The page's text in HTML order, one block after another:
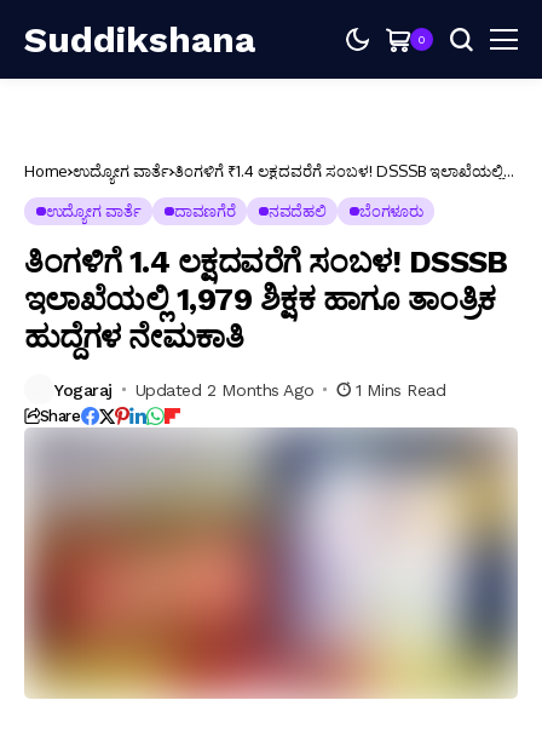
Suddikshana 0
Home ಉದ್ಯೋಗ ವಾರ್ತೆ ತಿಂಗಳಿಗೆ ₹1.4 ಲಕ್ಷದವರೆಗೆ ಸಂಬಳ! DSSSB ಇಲಾಖೆಯಲ್ಲಿ
ಉದ್ಯೋಗ ವಾರ್ತೆ ದಾವಣಗೆರೆ ನವದೆಹಲಿ ಬೆಂಗಳೂರು
ತಿಂಗಳಿಗೆ ₹1.4 ಲಕ್ಷದವರೆಗೆ ಸಂಬಳ! DSSSB
ಇಲಾಖೆಯಲ್ಲಿ 1,979 ಶಿಕ್ಷಕ ಹಾಗೂ ತಾಂತ್ರಿಕ
ಹುದ್ದೆಗಳ ನೇಮಕಾತಿ
Yogaraj Updated 2 Months Ago 1 Mins Read
Share